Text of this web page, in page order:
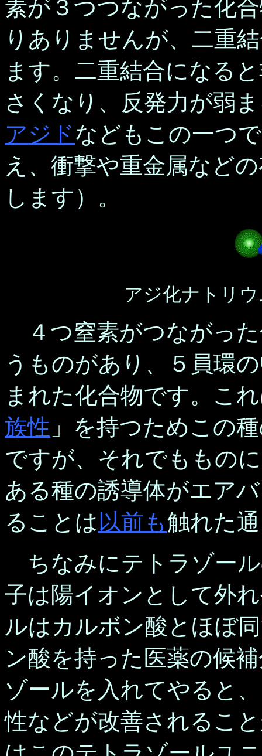
素が３つつながった化
りありませんが、二重
ます。二重結合になる
さくなり、反発力が弱
アジドなどもこの一つ
え、衝撃や重金属など
します）。
アジ化ナトリ
４つ窒素がつながっ
うものがあり、５員環
まれた化合物です。こ
族性 」を持つためこの
ですが、それでももの
ある種の誘導体がエア
ることは以前も触れた
ちなみにテトラゾー
子は陽イオンとして外
ルはカルボン酸とほぼ
ン酸を持った医薬の候
ゾールを入れてやると
性などが改善されるこ